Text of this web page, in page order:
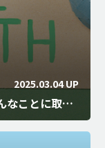
2025.03.04 UP
なことに取…